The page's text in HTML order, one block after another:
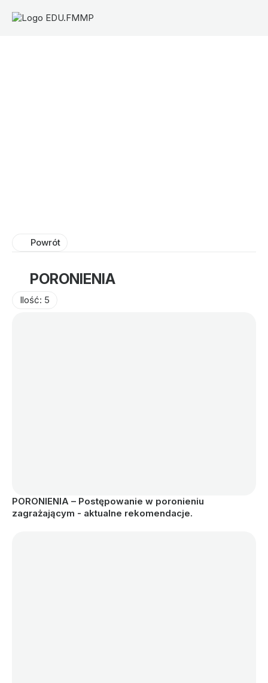
Powrót
PORONIENIA
Ilość: 5
PORONIENIA – Postępowanie w poronieniu
zagrażającym - aktualne rekomendacje.